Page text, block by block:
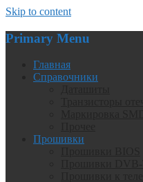
Skip to content
Primary Menu
Главная
Справочники
Прошивки